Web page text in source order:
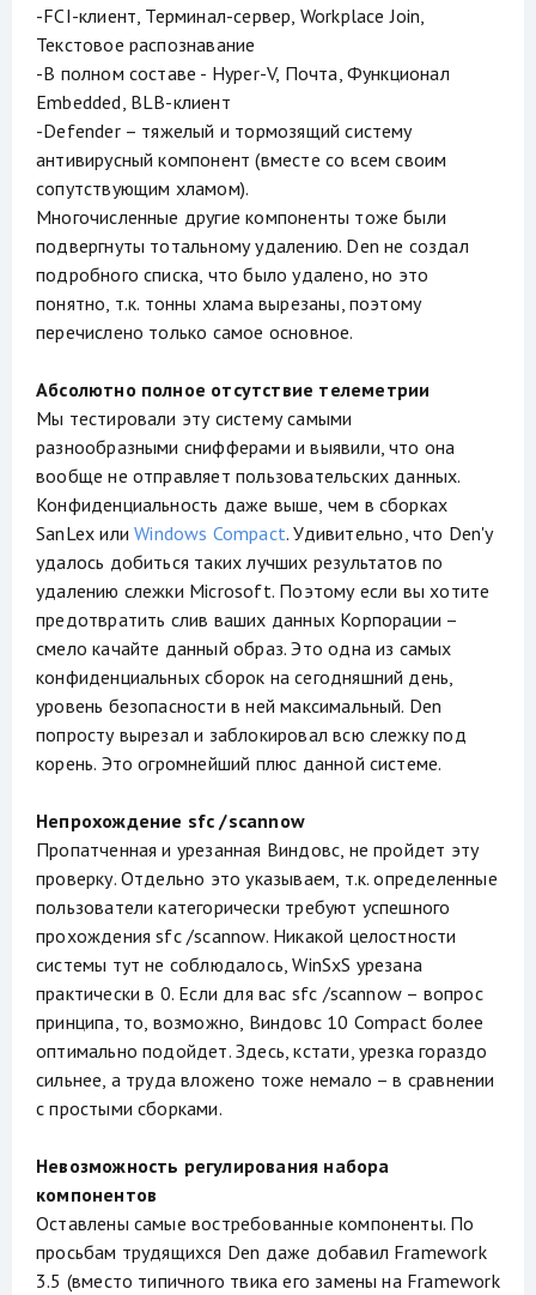
-FCI-клиент, Терминал-сервер, Workplace Join,
Текстовое распознавание
-В полном составе - Hyper-V, Почта, Функционал
Embedded, BLB-клиент
-Defender – тяжелый и тормозящий систему
антивирусный компонент (вместе со всем своим
сопутствующим хламом).
Многочисленные другие компоненты тоже были
подвергнуты тотальному удалению. Den не создал
подробного списка, что было удалено, но это
понятно, т.к. тонны хлама вырезаны, поэтому
перечислено только самое основное.
Абсолютно полное отсутствие телеметрии
Мы тестировали эту систему самыми
разнообразными снифферами и выявили, что она
вообще не отправляет пользовательских данных.
Конфиденциальность даже выше, чем в сборках
SanLex илиWindows Compact. Удивительно, что Den'у
удалось добиться таких лучших результатов по
удалению слежки Microsoft. Поэтому если вы хотите
предотвратить слив ваших данных Корпорации –
смело качайте данный образ. Это одна из самых
конфиденциальных сборок на сегодняшний день,
уровень безопасности в ней максимальный. Den
попросту вырезал и заблокировал всю слежку под
корень. Это огромнейший плюс данной системе.
Непрохождение sfc /scannow
Пропатченная и урезанная Виндовс, не пройдет эту
проверку. Отдельно это указываем, т.к. определенные
пользователи категорически требуют успешного
прохождения sfc /scannow. Никакой целостности
системы тут не соблюдалось, WinSxS урезана
практически в 0. Если для вас sfc /scannow – вопрос
принципа, то, возможно, Виндовс 10 Compact более
оптимально подойдет. Здесь, кстати, урезка гораздо
сильнее, а труда вложено тоже немало – в сравнении
с простыми сборками.
Невозможность регулирования набора
компонентов
Оставлены самые востребованные компоненты. По
просьбам трудящихся Den даже добавил Framework
3.5 (вместо типичного твика его замены на Framework